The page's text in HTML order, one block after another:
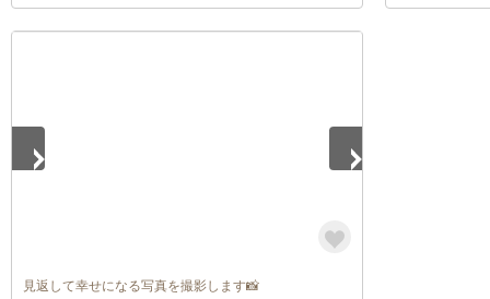
見返して幸せになる写真を撮影します📸